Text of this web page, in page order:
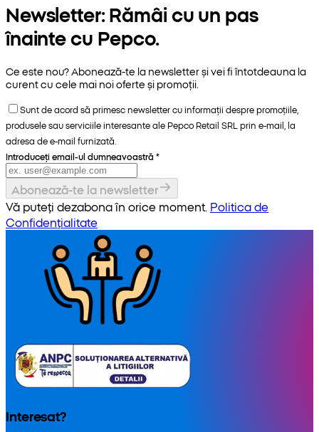
Newsletter: Rămâi cu un pas
înainte cu Pepco.
Ce este nou? Abonează-te la newsletter și vei fi întotdeauna la
curent cu cele mai noi oferte și promoții.
Sunt de acord să primesc newsletter cu informații despre promoțiile,
produsele sau serviciile interesante ale Pepco Retail SRL prin e-mail, la
adresa de e-mail furnizată.
Introduceți email-ul dumneavoastră *
Abonează-te la newsletter
Vă puteți dezabona în orice moment. Politica de
Confidențialitate
Interesat?